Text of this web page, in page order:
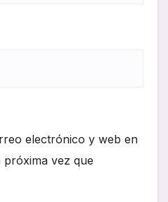
electrónico y web en
próxima vez que